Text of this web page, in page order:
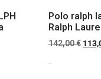
Polo ralph
Ralph
142,00€